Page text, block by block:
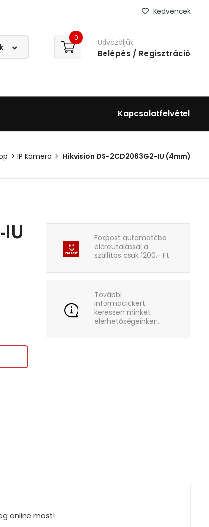
Kedvencek
0 Üdvözöljük
Belépés / Regisztráció
Kapcsolatfelvétel
IP Kamera Hikvision DS-2CD2063G2-IU (4mm)
Foxpost automatába
előreutalással a
szállítás csak 1200.- Ft
További
információkért
keressen minket
elérhetőségeinken.
online most!